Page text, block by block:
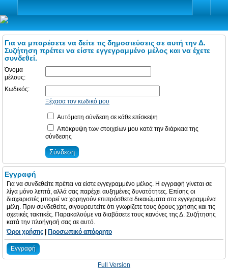
Για να μπορέσετε να δείτε τις δημοσιεύσεις σε αυτή την Δ.
Συζήτηση πρέπει να είστε εγγεγραμμένο μέλος και να έχετε
συνδεθεί.
Όνομα
μέλους:
Κωδικός:
Ξέχασα τον κωδικό μου
Αυτόματη σύνδεση σε κάθε επίσκεψη
Απόκρυψη των στοιχείων μου κατά την διάρκεια της
σύνδεσης
Εγγραφή
Για να συνδεθείτε πρέπει να είστε εγγεγραμμένο μέλος. Η εγγραφή γίνεται σε
λίγα μόνο λεπτά, αλλά σας παρέχει αυξημένες δυνατότητες. Επίσης οι
διαχειριστές μπορεί να χορηγούν επιπρόσθετα δικαιώματα στα εγγεγραμμένα
μέλη. Πριν συνδεθείτε, σιγουρευτείτε ότι γνωρίζετε τους όρους χρήσης και τις
σχετικές τακτικές. Παρακαλούμε να διαβάσετε τους κανόνες της Δ. Συζήτησης
κατά την πλοήγησή σας σε αυτό.
Όροι χρήσης
Προσωπικό απόρρητο
Εγγραφή
Full Version